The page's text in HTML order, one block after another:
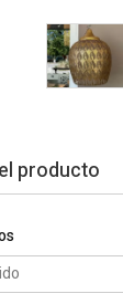
producto